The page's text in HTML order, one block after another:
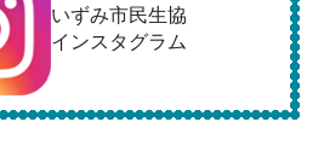
いずみ市民生協
インスタグラム